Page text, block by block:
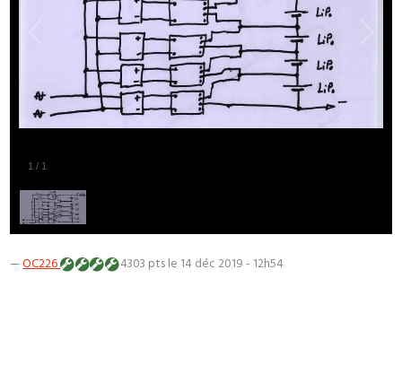
1 / 1
—OC226 4303 ptsle 14 déc 2019 - 12h54